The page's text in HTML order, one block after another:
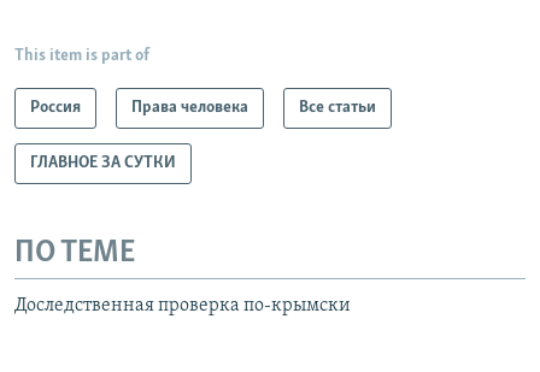
This item is part of
Россия Права человека Все статьи
ГЛАВНОЕ ЗА СУТКИ
ПО ТЕМЕ
Доследственная проверка по-крымски